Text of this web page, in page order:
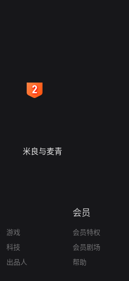
米良与麦青
游戏
科技
出品人
会员
会员特权
会员剧场
帮助